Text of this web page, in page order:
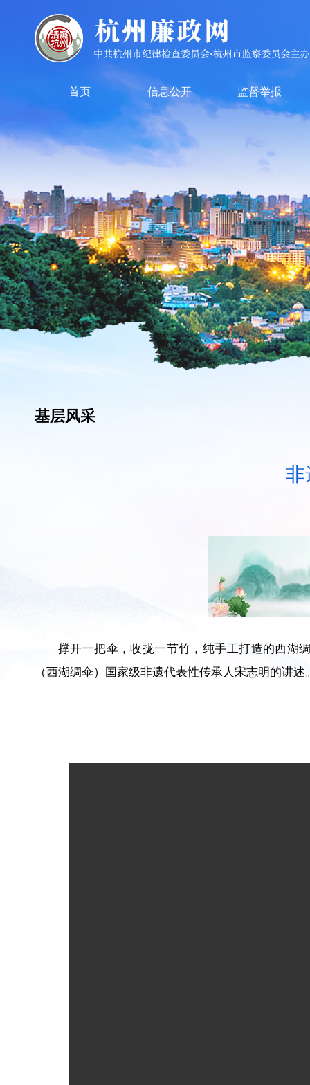
首页 信息公开 监督举报
基层风采
非
撑开一把伞，收拢一节竹，纯手工打造的西湖
（西湖绸伞）国家级非遗代表性传承人宋志明的讲述